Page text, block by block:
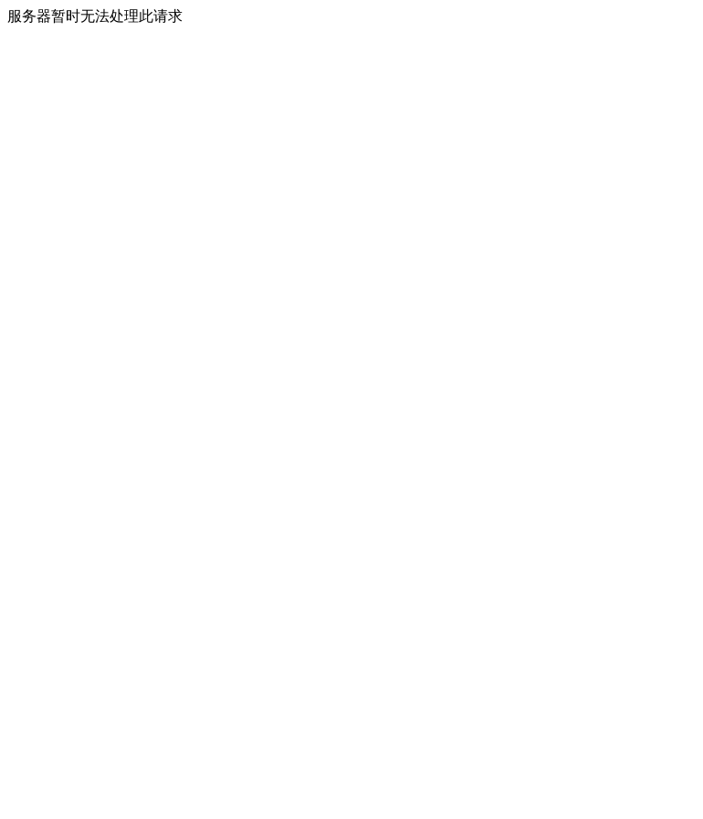
服务器暂时无法处理此请求